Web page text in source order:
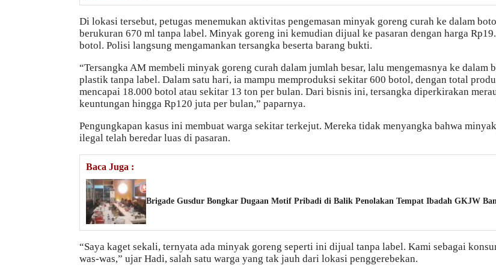
Di lokasi tersebut, petugas menemukan aktivitas pengemasan minyak goreng curah ke dalam
berukuran 670 ml tanpa label. Minyak goreng ini kemudian dijual ke pasaran dengan harga
botol. Polisi langsung mengamankan tersangka beserta barang bukti.
“Tersangka AM membeli minyak goreng curah dalam jumlah besar, lalu mengemasnya ke dalam
plastik tanpa label. Dalam satu hari, ia mampu memproduksi sekitar 600 botol, dengan total
mencapai 18.000 botol atau sekitar 13 ton per bulan. Dari bisnis ini, tersangka diperkirakan
keuntungan hingga Rp120 juta per bulan,” paparnya.
Pengungkapan kasus ini membuat warga sekitar terkejut. Mereka tidak menyangka bahwa
ilegal telah beredar luas di pasaran.
Baca Juga :
Brigade Gusdur Bongkar Dugaan Motif Pribadi di Balik Penolakan Tempat Ibadah GKJW
“Saya kaget sekali, ternyata ada minyak goreng seperti ini dijual tanpa label. Kami sebagai
was-was,” ujar Hadi, salah satu warga yang tak jauh dari lokasi penggerebekan.